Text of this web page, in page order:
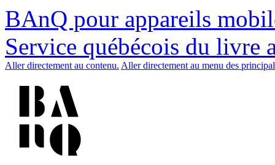
BAnQ pour appareils
Service québécois du livre
Aller directement au contenu. Aller directement au menu des